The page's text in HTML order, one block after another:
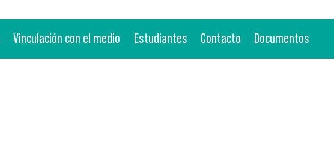
Vinculación con el medio Estudiantes Contacto Documentos